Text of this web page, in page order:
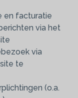
en facturatie
via het
via
te
(o.a.